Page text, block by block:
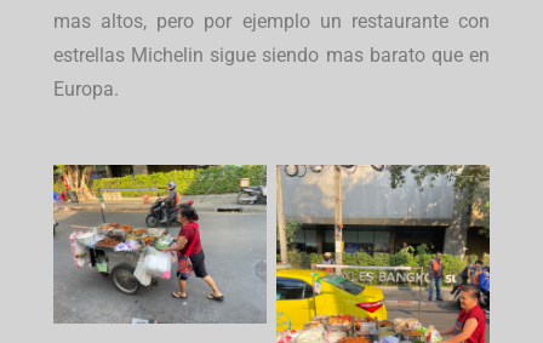
mas altos, pero por ejemplo un restaurante con
estrellas Michelin sigue siendo mas barato que en
Europa.